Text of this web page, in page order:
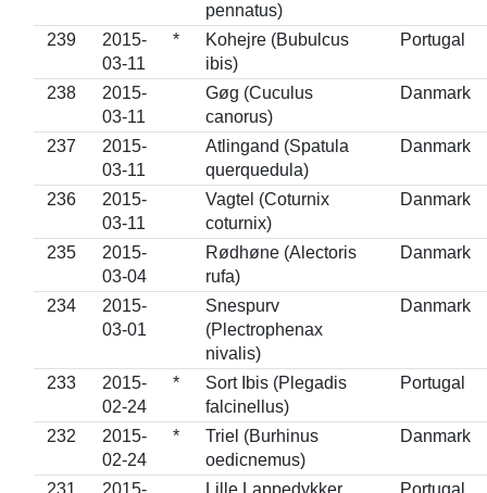
pennatus)
239
2015-
03-11
*
Kohejre (Bubulcus
ibis)
Portugal
238
2015-
03-11
Gøg (Cuculus
canorus)
Danmark
237
2015-
03-11
Atlingand (Spatula
querquedula)
Danmark
236
2015-
03-11
Vagtel (Coturnix
coturnix)
Danmark
235
2015-
03-04
Rødhøne (Alectoris
rufa)
Danmark
234
2015-
03-01
Snespurv
(Plectrophenax
nivalis)
Danmark
233
2015-
02-24
*
Sort Ibis (Plegadis
falcinellus)
Portugal
232
2015-
02-24
*
Triel (Burhinus
oedicnemus)
Danmark
231
2015-
Lille Lappedykker
Portugal